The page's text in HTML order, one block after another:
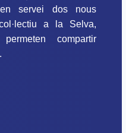
en servei dos nous
a la Selva,
compartir